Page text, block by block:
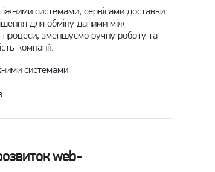
системами, сервісами доставки
для обміну даними між
процеси, зменшуємо ручну роботу та
компанії.
системами
web-